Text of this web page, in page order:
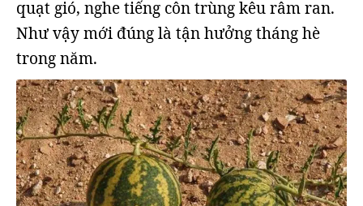
quạt gió, nghe tiếng côn trùng kêu râm ran.
Như vậy mới đúng là tận hưởng tháng hè
trong năm.